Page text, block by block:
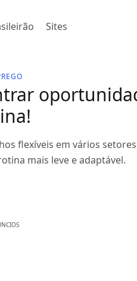
Sites
flexíveis em vários
mais leve e adaptável.